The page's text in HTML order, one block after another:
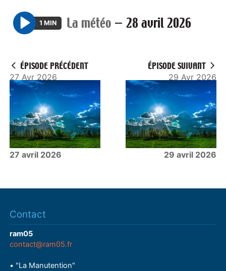
P
y
1 MIN La météo — 28 avril 2026
ÉPISODE PRÉCÉDENT
27 Avr 2026
27 avril 2026
ÉPISODE SUIVANT
29 Avr 2026
29 avril 2026
Contact
ram05
contact@ram05.fr
• "La Manutention"